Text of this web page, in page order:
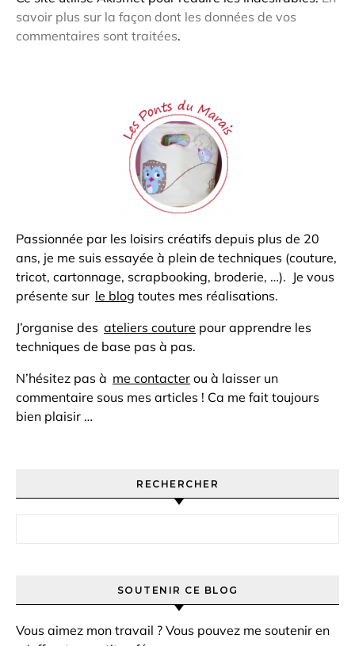
savoir plus sur la façon dont les données de vos
commentaires sont traitées.
Passionnée par les loisirs créatifs depuis plus de 20
ans, je me suis essayée à plein de techniques (couture,
tricot, cartonnage, scrapbooking, broderie, …). Je vous
présente sur le blog toutes mes réalisations.
J’organise des ateliers couture pour apprendre les
techniques de base pas à pas.
N’hésitez pas à me contacter ou à laisser un
commentaire sous mes articles ! Ca me fait toujours
bien plaisir …
RECHERCHER
SOUTENIR CE BLOG
Vous aimez mon travail ? Vous pouvez me soutenir en